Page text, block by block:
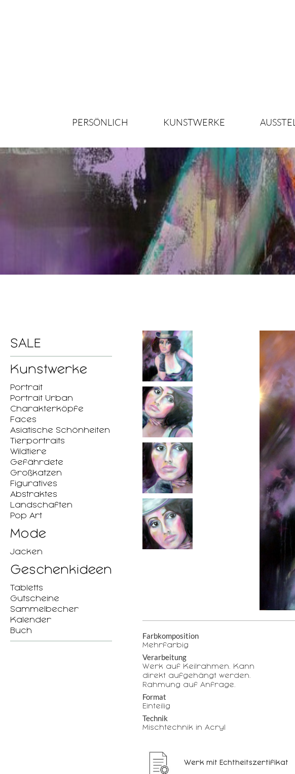
PERSÖNLICH KUNSTWERKE
SALE
Kunstwerke
Portrait
Portrait Urban
Charakterköpfe
Faces
Asiatische Schönheiten
Tierportraits
Wildtiere
Gefährdete
Großkatzen
Figuratives
Abstraktes
Landschaften
Pop Art
Mode
Jacken
Geschenkideen
Tabletts
Gutscheine
Sammelbecher
Kalender
Buch
Farbkomposition
Mehrfarbig
Verarbeitung
Werk auf Keilrahmen. Kann
direkt aufgehängt werden.
Rahmung auf Anfrage.
Format
Einteilig
Technik
Mischtechnik in Acryl
Werk mit Echtheitszertifikat